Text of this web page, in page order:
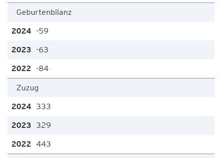
Geburtenbilanz
-59
-63
-84
Zuzug
333
329
443